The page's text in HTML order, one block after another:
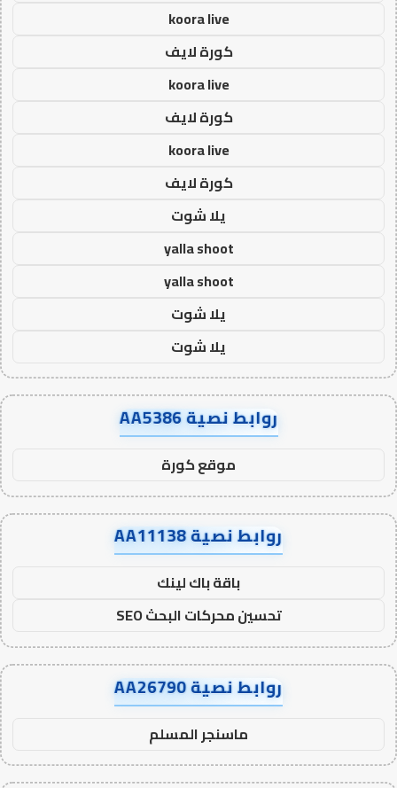
koora live
كورة لايف
koora live
كورة لايف
koora live
كورة لايف
يلا شوت
yalla shoot
yalla shoot
يلا شوت
يلا شوت
روابط نصية AA5386
موقع كورة
روابط نصية AA11138
باقة باك لينك
تحسين محركات البحث SEO
روابط نصية AA26790
ماسنجر المسلم